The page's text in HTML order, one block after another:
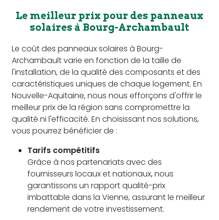
Le meilleur prix pour des panneaux
solaires à Bourg-Archambault
Le coût des panneaux solaires à Bourg-
Archambault varie en fonction de la taille de
l'installation, de la qualité des composants et des
caractéristiques uniques de chaque logement. En
Nouvelle-Aquitaine, nous nous efforçons d'offrir le
meilleur prix de la région sans compromettre la
qualité ni l'efficacité. En choisissant nos solutions,
vous pourrez bénéficier de :
Tarifs compétitifs
Grâce à nos partenariats avec des
fournisseurs locaux et nationaux, nous
garantissons un rapport qualité-prix
imbattable dans la Vienne, assurant le meilleur
rendement de votre investissement.